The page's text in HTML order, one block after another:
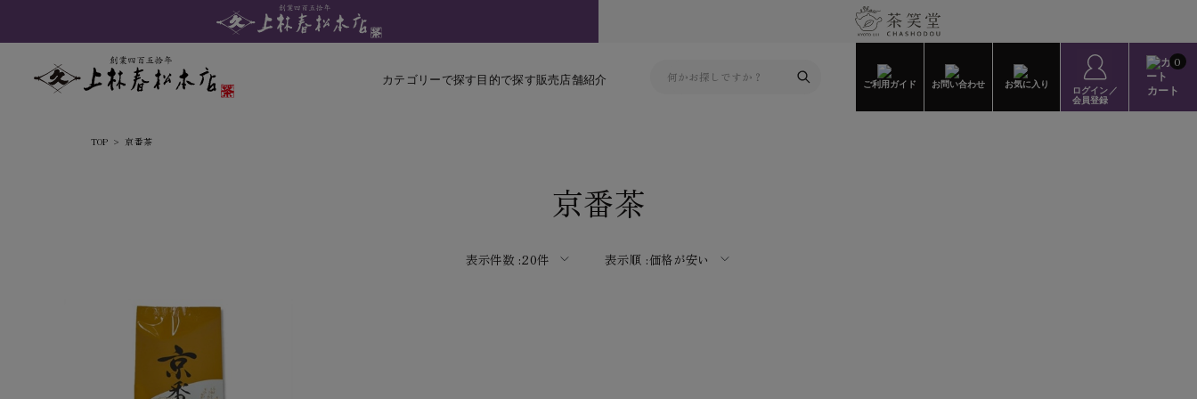
カテゴリーで探す目的で探す販売店舗紹介 ご利用ガイド お問い合わせ お気に入り
ログイン／
会員登録
0
カート
TOP 京番茶
京番茶
表示件数 :20件 表示順 :価格が安い